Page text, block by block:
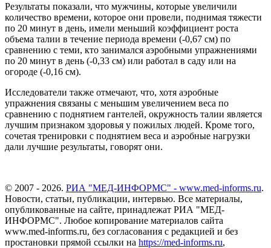
Результаты показали, что мужчины, которые увеличили
количество времени, которое они провели, поднимая тяжести
по 20 минут в день, имели меньший коэффициент роста
объема талии в течение периода времени (-0,67 см) по
сравнению с теми, кто занимался аэробными упражнениями
по 20 минут в день (-0,33 см) или работал в саду или на
огороде (-0,16 см).
Исследователи также отмечают, что, хотя аэробные
упражнения связаны с меньшим увеличением веса по
сравнению с поднятием гантелей, окружность талии является
лучшим признаком здоровья у пожилых людей. Кроме того,
сочетая тренировки с поднятием веса и аэробные нагрузки
дали лучшие результаты, говорят они.
© 2007 - 2026. РИА "МЕД-ИНФОРМС" - www.med-informs.ru.
Новости, статьи, публикации, интервью. Все материалы,
опубликованные на сайте, принадлежат РИА "МЕД-
ИНФОРМС". Любое копирование материалов сайта
www.med-informs.ru, без согласования с редакцией и без
простановки прямой ссылки на https://med-informs.ru,